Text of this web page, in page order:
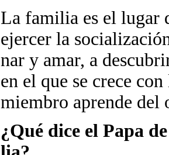
La fa­mi­lia es el lu­gar
ejer­cer la
nar y amar, a
en el que se cre­ce
miem­bro apren­de del
¿Qué dice el Papa